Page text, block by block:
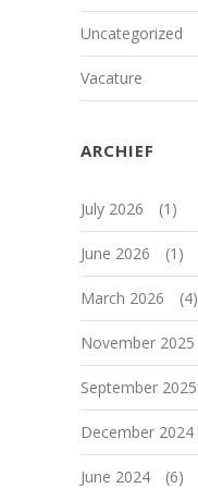
Uncategorized
Vacature
ARCHIEF
July 2026 (1)
June 2026 (1)
March 2026 (4)
November 2025
September 2025
December 2024
June 2024 (6)